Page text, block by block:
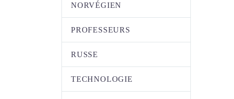
NORVÉGIEN
PROFESSEURS
RUSSE
TECHNOLOGIE